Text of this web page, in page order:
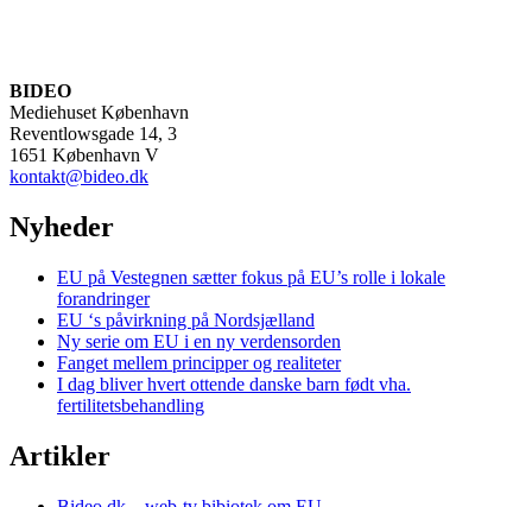
BIDEO
Mediehuset København
Reventlowsgade 14, 3
1651 København V
kontakt@bideo.dk
Nyheder
EU på Vestegnen sætter fokus på EU’s rolle i lokale
forandringer
EU ‘s påvirkning på Nordsjælland
Ny serie om EU i en ny verdensorden
Fanget mellem principper og realiteter
I dag bliver hvert ottende danske barn født vha.
fertilitetsbehandling
Artikler